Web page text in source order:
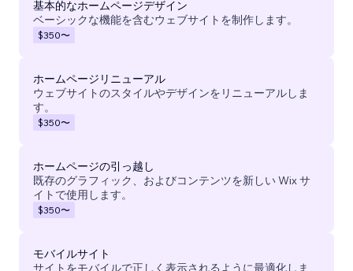
基本的なホームページデザイン
ベーシックな機能を含むウェブサイトを制作します。
$350〜
ホームページリニューアル
ウェブサイトのスタイルやデザインをリニューアルしま
す。
$350〜
ホームページの引っ越し
既存のグラフィック、およびコンテンツを新しい Wix サ
イトで使用します。
$350〜
モバイルサイト
サイトをモバイルで正しく表示されるように最適化しま